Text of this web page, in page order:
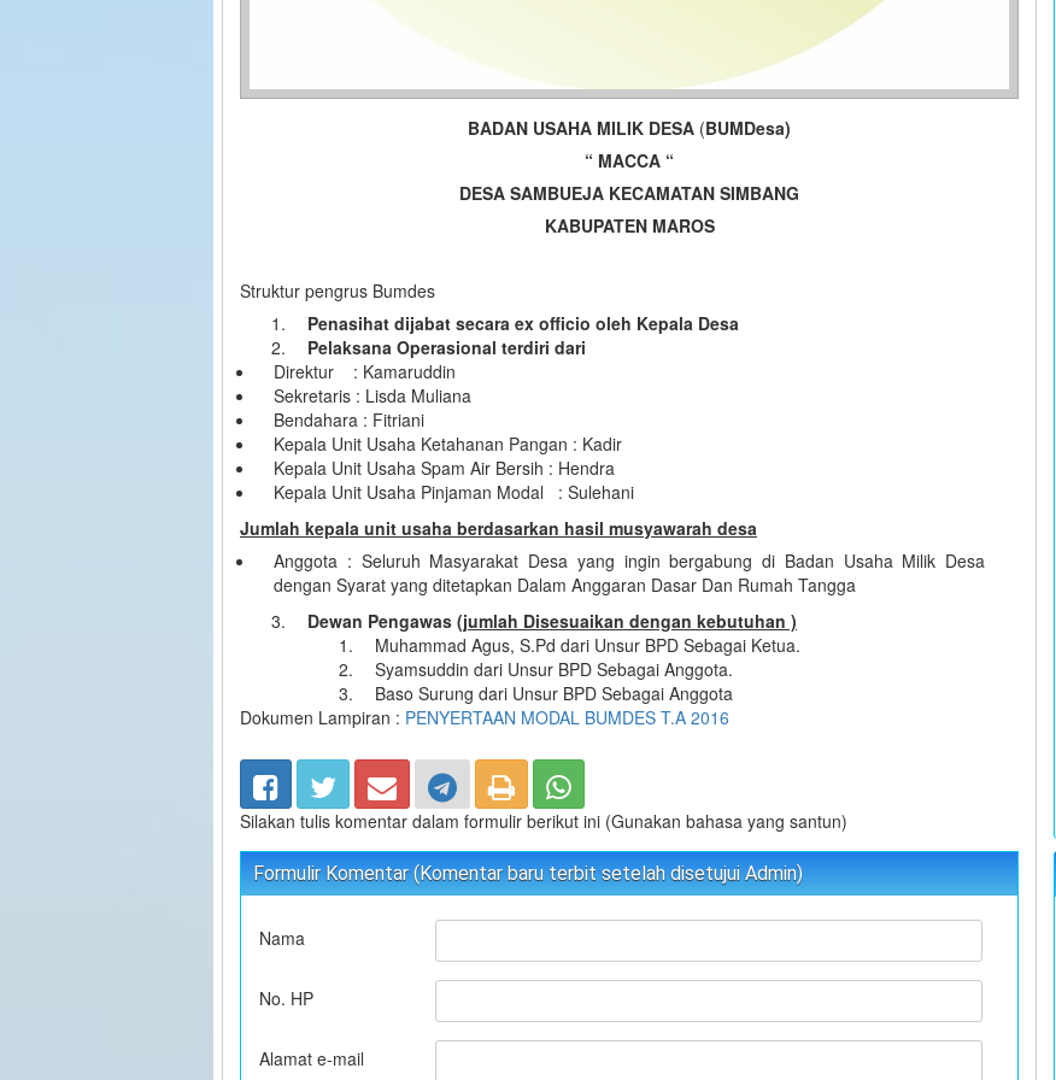
BADAN USAHA MILIK DESA (BUMDesa)
“ MACCA “
DESA SAMBUEJA KECAMATAN SIMBANG
KABUPATEN MAROS
Struktur pengrus Bumdes
Penasihat dijabat secara ex officio oleh Kepala Desa
Pelaksana Operasional terdiri dari
Direktur : Kamaruddin
Sekretaris : Lisda Muliana
Bendahara : Fitriani
Kepala Unit Usaha Ketahanan Pangan : Kadir
Kepala Unit Usaha Spam Air Bersih : Hendra
Kepala Unit Usaha Pinjaman Modal : Sulehani
Jumlah kepala unit usaha berdasarkan hasil musyawarah desa
Anggota : Seluruh Masyarakat Desa yang ingin bergabung di Badan Usaha Milik Desa
dengan Syarat yang ditetapkan Dalam Anggaran Dasar Dan Rumah Tangga
Dewan Pengawas (jumlah Disesuaikan dengan kebutuhan )
Muhammad Agus, S.Pd dari Unsur BPD Sebagai Ketua.
Syamsuddin dari Unsur BPD Sebagai Anggota.
Baso Surung dari Unsur BPD Sebagai Anggota
Dokumen Lampiran : PENYERTAAN MODAL BUMDES T.A 2016
Silakan tulis komentar dalam formulir berikut ini (Gunakan bahasa yang santun)
Formulir Komentar (Komentar baru terbit setelah disetujui Admin)
Nama
No. HP
Alamat e-mail